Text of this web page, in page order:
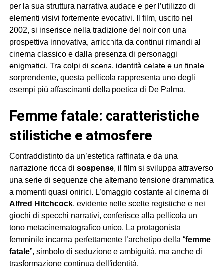
per la sua struttura narrativa audace e per l’utilizzo di
elementi visivi fortemente evocativi. Il film, uscito nel
2002, si inserisce nella tradizione del noir con una
prospettiva innovativa, arricchita da continui rimandi al
cinema classico e dalla presenza di personaggi
enigmatici. Tra colpi di scena, identità celate e un finale
sorprendente, questa pellicola rappresenta uno degli
esempi più affascinanti della poetica di De Palma.
femme fatale: caratteristiche
stilistiche e atmosfere
Contraddistinto da un’estetica raffinata e da una
narrazione ricca di sospense, il film si sviluppa attraverso
una serie di sequenze che alternano tensione drammatica
a momenti quasi onirici. L’omaggio costante al cinema di
Alfred Hitchcock, evidente nelle scelte registiche e nei
giochi di specchi narrativi, conferisce alla pellicola un
tono metacinematografico unico. La protagonista
femminile incarna perfettamente l’archetipo della “femme
fatale”, simbolo di seduzione e ambiguità, ma anche di
trasformazione continua dell’identità.